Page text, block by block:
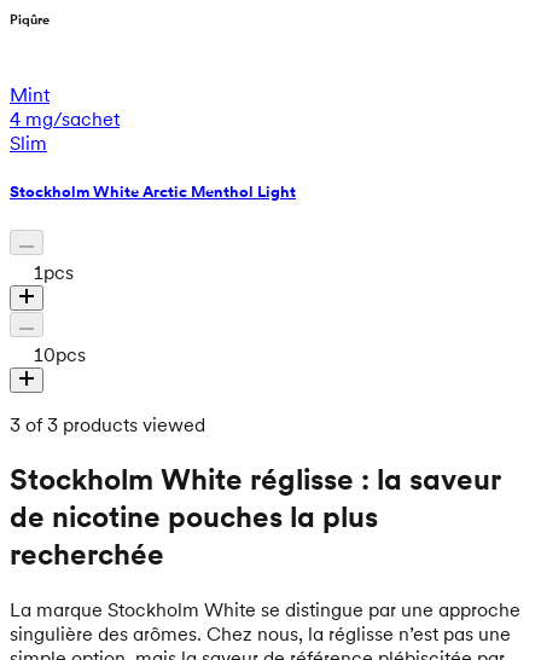
Piqûre
Mint
4 mg/sachet
Slim
Stockholm White Arctic Menthol Light
1pcs
10pcs
3 of 3 products viewed
Stockholm White réglisse : la saveur
de nicotine pouches la plus
recherchée
La marque Stockholm White se distingue par une approche
singulière des arômes. Chez nous, la réglisse n’est pas une